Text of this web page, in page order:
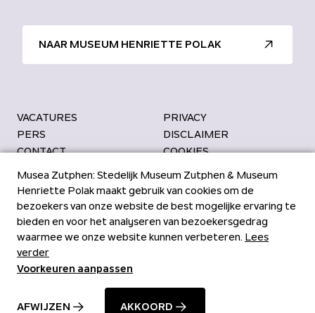
Musea Zutphen: Stedelijk Museum Zutphen & Museum
Henriette Polak maakt gebruik van cookies om de
bezoekers van onze website de best mogelijke ervaring te
bieden en voor het analyseren van bezoekersgedrag
waarmee we onze website kunnen verbeteren. Lees
verder
Voorkeuren aanpassen
AFWIJZEN AKKOORD
NAAR MUSEUM HENRIETTE POLAK
Bezoekadres
’s Gravenhof 4
7201 DN Zutphen
Kantoor Musea
Kuiperstraat 13
7201 HG Zutphen
VACATURES
PERS
CONTACT
PRIVACY
DISCLAIMER
COOKIES
Bekijk Facebook van Musea
Bekijk YouTube van Musea
Bekijk LinkedIn van
Bekijk Instagram van